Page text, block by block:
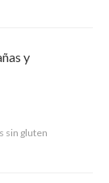
y
sin gluten